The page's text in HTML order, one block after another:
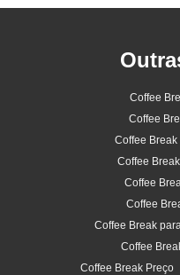
Coffee
Coffee
Coffee
Coffee
Coffee
Coffee
Coffee Break
Coffee
Coffee Break Preço